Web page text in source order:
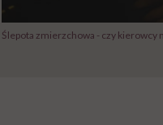
Ślepota zmierzchowa - czy kierowcy